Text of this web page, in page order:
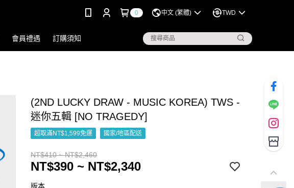
0 中文 (繁體) TWD
會員禮遇 訂購須知
(2ND LUCKY DRAW - MUSIC KOREA) TWS -
迷你五輯 [NO TRAGEDY]
超取滿NT$1,599免運 國家/地區配送
NT$410 ~ NT$2,460
NT$390 ~ NT$2,340
版本